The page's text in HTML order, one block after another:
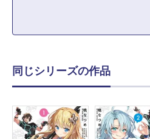
同じシリーズの作品